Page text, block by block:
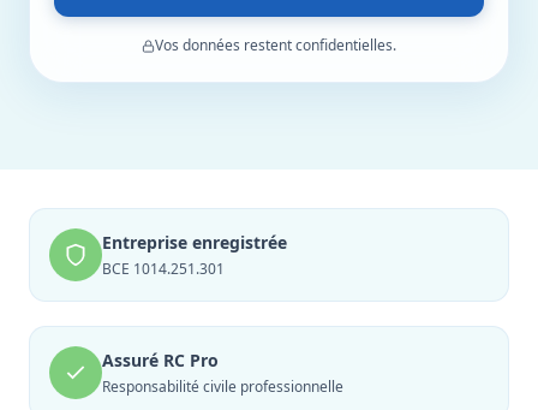
Vos données restent confidentielles.
Entreprise enregistrée
BCE 1014.251.301
Assuré RC Pro
Responsabilité civile professionnelle